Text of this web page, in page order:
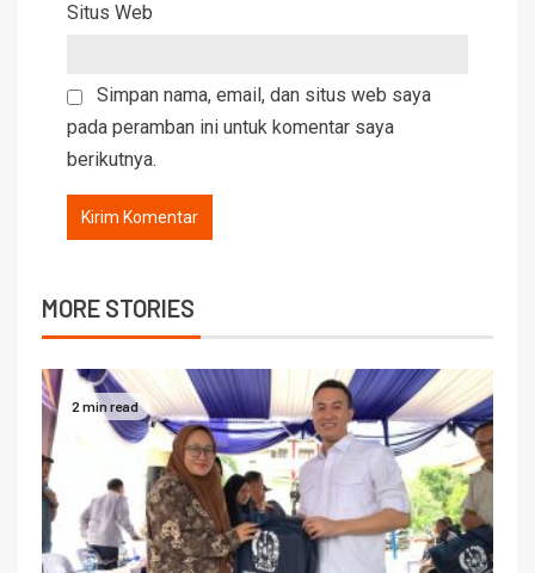
Situs Web
Simpan nama, email, dan situs web saya
pada peramban ini untuk komentar saya
berikutnya.
MORE STORIES
2 min read